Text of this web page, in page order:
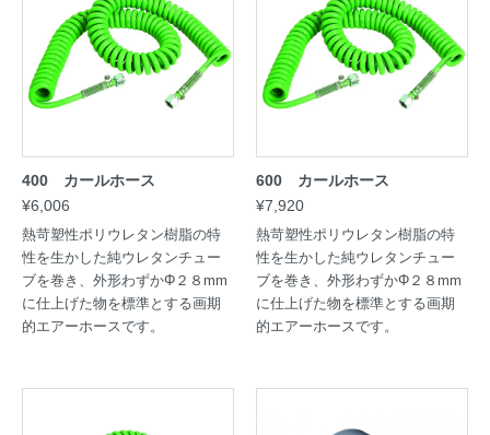
400 カールホース
¥6,006
熱苛塑性ポリウレタン樹脂の特
性を生かした純ウレタンチュー
ブを巻き、外形わずかΦ２８mm
に仕上げた物を標準とする画期
的エアーホースです。
600 カールホース
¥7,920
熱苛塑性ポリウレタン樹脂の特
性を生かした純ウレタンチュー
ブを巻き、外形わずかΦ２８mm
に仕上げた物を標準とする画期
的エアーホースです。